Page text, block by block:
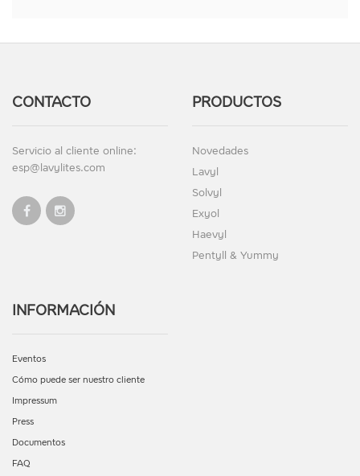
CONTACTO
Servicio al cliente online:
esp@lavylites.com
PRODUCTOS
Novedades
Lavyl
Solvyl
Exyol
Haevyl
Pentyll & Yummy
INFORMACIÓN
Eventos
Cómo puede ser nuestro cliente
Impressum
Press
Documentos
FAQ